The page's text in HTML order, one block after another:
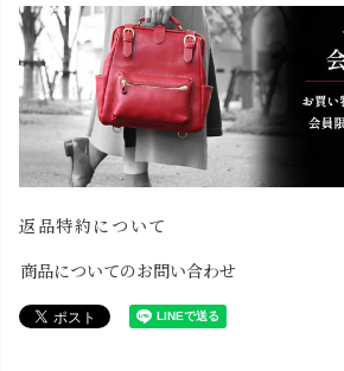
返品特約について
商品についてのお問い合わせ